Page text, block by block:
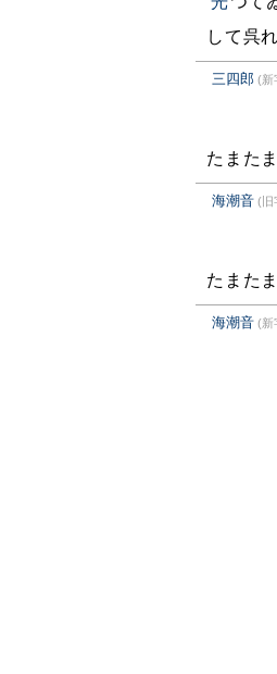
して呉
三四郎 (新
たまた
海潮音 (旧
たまた
海潮音 (新